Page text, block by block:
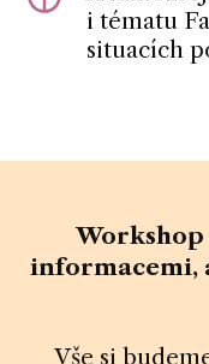
i tématu
situacích
informacemi,
Vše si